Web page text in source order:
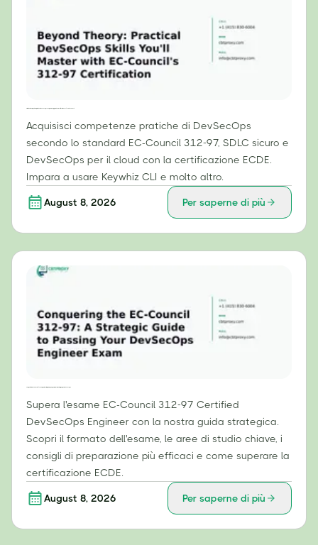
Acquisisci competenze pratiche di DevSecOps
secondo lo standard EC-Council 312-97, SDLC sicuro e
DevSecOps per il cloud con la certificazione ECDE.
Impara a usare Keywhiz CLI e molto altro.
August 8, 2026 Per saperne di più
Supera l'esame EC-Council 312-97 Certified
DevSecOps Engineer con la nostra guida strategica.
Scopri il formato dell'esame, le aree di studio chiave, i
consigli di preparazione più efficaci e come superare la
certificazione ECDE.
August 8, 2026 Per saperne di più